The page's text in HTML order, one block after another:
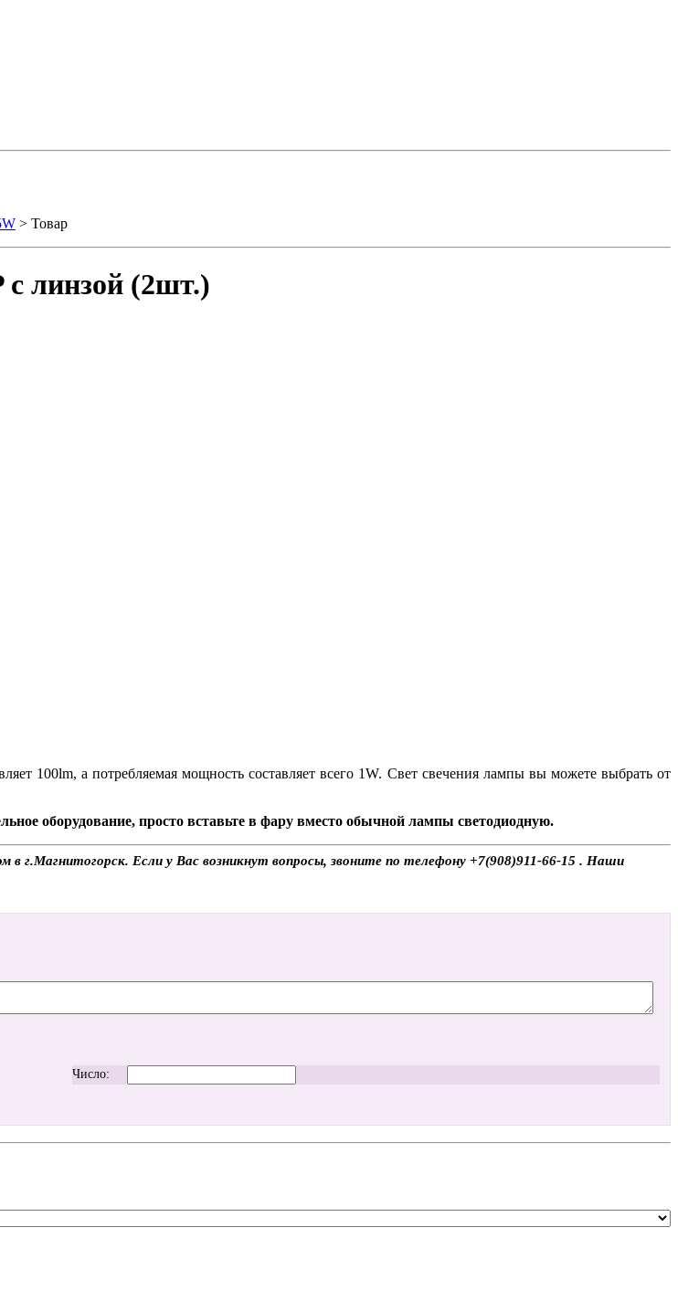
> Товар
с линзой (2шт.)
100lm, а потребляемая мощность составляет всего 1W. Свет свечения лампы вы можете выбрать от
оборудование, просто вставьте в фару вместо обычной лампы светодиодную.
г.Магнитогорск. Если у Вас возникнут вопросы, звоните по телефону +7(908)911-66-15 . Наши
Число: